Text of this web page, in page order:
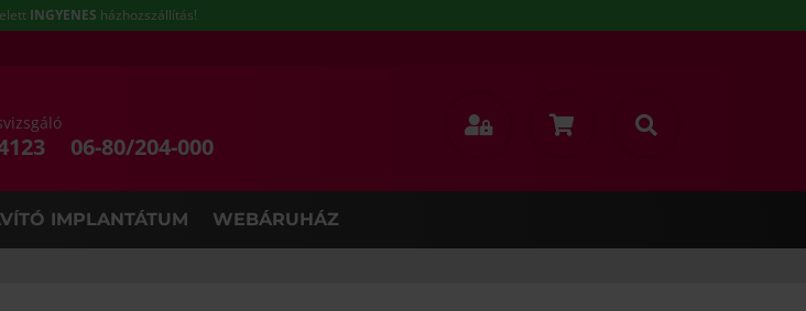
INGYENES házhozszállítás!
06-80/204-000
IMPLANTÁTUM WEBÁRUHÁZ